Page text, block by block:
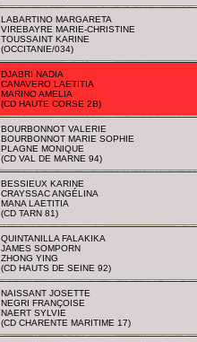
LABARTINO MARGARETA
VIREBAYRE MARIE-CHRISTINE
TOUSSAINT KARINE
(OCCITANIE/034)
DJABRI NADIA
CANAVERO LAETITIA
MARINO AMELIA
(CD HAUTE CORSE 2B)
BOURBONNOT VALERIE
BOURBONNOT MARIE SOPHIE
PLAGNE MONIQUE
(CD VAL DE MARNE 94)
BESSIEUX KARINE
CRAYSSAC ANGÉLINA
MANA LAETITIA
(CD TARN 81)
QUINTANILLA FALAKIKA
JAMES SOMPORN
ZHONG YING
(CD HAUTS DE SEINE 92)
NAISSANT JOSETTE
NEGRI FRANÇOISE
NAERT SYLVIE
(CD CHARENTE MARITIME 17)